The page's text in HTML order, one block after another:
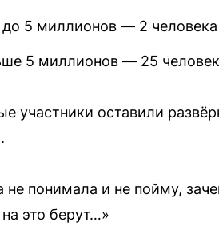
5 миллионов — 2 человека
5 миллионов — 25
участники оставили
не понимала и не пойму,
это берут…»